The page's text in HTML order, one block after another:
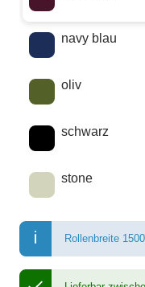
navy blau
oliv
schwarz
stone
Rollenbreite